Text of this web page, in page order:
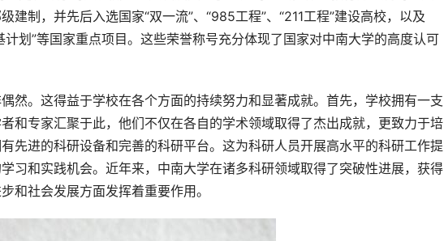
建制，并先后入选国家“双一流”、“985工程”、“211工程”建设高校，以及
计划”等国家重点项目。这些荣誉称号充分体现了国家对中南大学的高度认可
和专家汇聚于此，他们不仅在各自的学术领域取得了杰出成就，更致力于培
先进的科研设备和完善的科研平台。这为科研人员开展高水平的科研工作提
习和实践机会。近年来，中南大学在诸多科研领域取得了突破性进展，获得
和社会发展方面发挥着重要作用。